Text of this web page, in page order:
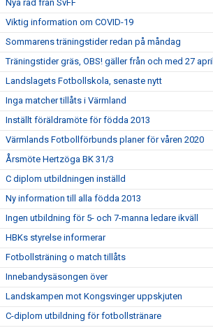
Nya råd från SvFF
Viktig information om COVID-19
Sommarens träningstider redan på måndag
Träningstider gräs, OBS! gäller från och med 27 april
Landslagets Fotbollskola, senaste nytt
Inga matcher tillåts i Värmland
Inställt föräldramöte för födda 2013
Värmlands Fotbollförbunds planer för våren 2020
Årsmöte Hertzöga BK 31/3
C diplom utbildningen inställd
Ny information till alla födda 2013
Ingen utbildning för 5- och 7-manna ledare ikväll
HBKs styrelse informerar
Fotbollsträning o match tillåts
Innebandysäsongen över
Landskampen mot Kongsvinger uppskjuten
C-diplom utbildning för fotbollstränare